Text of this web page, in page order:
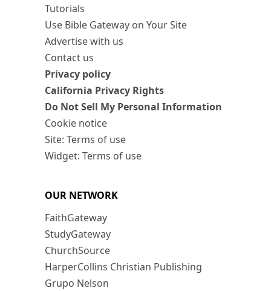
Tutorials
Use Bible Gateway on Your Site
Advertise with us
Contact us
Privacy policy
California Privacy Rights
Do Not Sell My Personal Information
Cookie notice
Site: Terms of use
Widget: Terms of use
OUR NETWORK
FaithGateway
StudyGateway
ChurchSource
HarperCollins Christian Publishing
Grupo Nelson